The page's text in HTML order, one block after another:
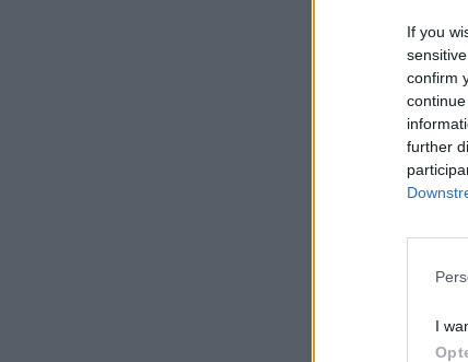
If you
confirm
further
I